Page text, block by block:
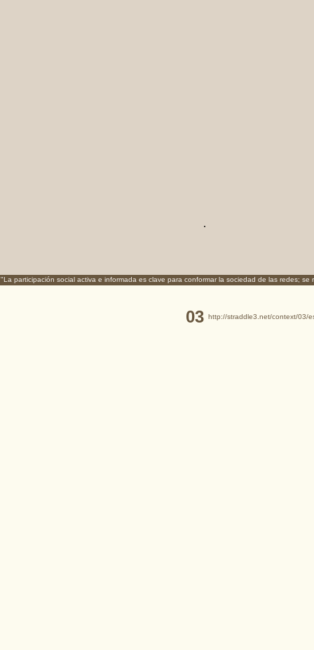
.
"La participación social activa e informada es clave para conformar la sociedad de las redes;
03 http://straddle3.net/context/03/